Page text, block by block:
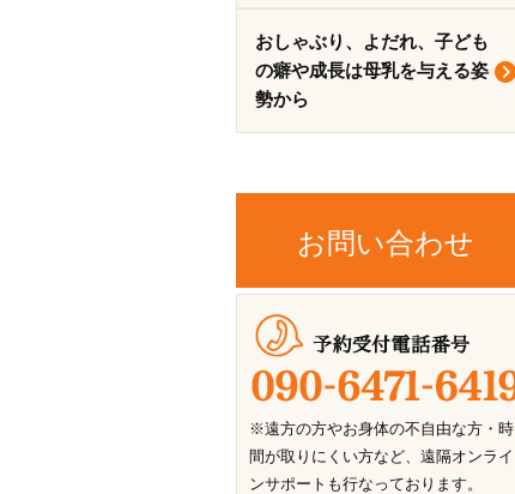
おしゃぶり、よだれ、子ども
の癖や成長は母乳を与える姿
勢から
お問い合わせ
※遠方の方やお身体の不自由な方・時
間が取りにくい方など、遠隔オンライ
ンサポートも行なっております。